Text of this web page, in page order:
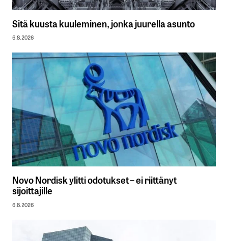
Sitä kuusta kuuleminen, jonka juurella asunto
6.8.2026
Novo Nordisk ylitti odotukset – ei riittänyt
sijoittajille
6.8.2026